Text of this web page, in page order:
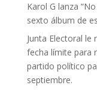
Karol G lanza
sexto álbum de
Junta Electoral
fecha límite para
partido político
septiembre.